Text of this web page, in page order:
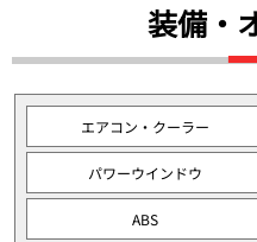
装備・
エアコン・クーラー
パワーウインドウ
ABS